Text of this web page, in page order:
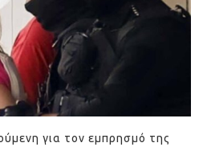
για τον εμπρησμό της